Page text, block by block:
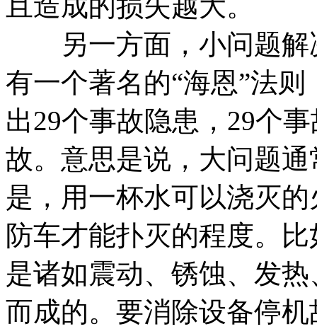
另一方面，小问题解
有一个著名的“海恩”法
出29个事故隐患，29个
故。意思是说，大问题
是，用一杯水可以浇灭
防车才能扑灭的程度。
是诸如震动、锈蚀、发
而成的。要消除设备停